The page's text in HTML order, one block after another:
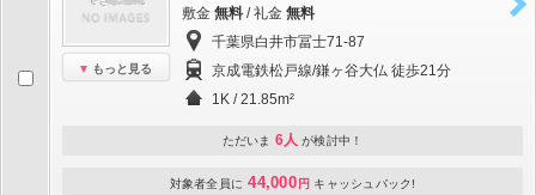
もっと見る
敷金 無料 / 礼金 無料
千葉県白井市冨士71-87
京成電鉄松戸線/鎌ヶ谷大仏 徒歩21分
1K / 21.85m²
ただいま 6人 が検討中！
対象者全員に 44,000 円 キャッシュバック!